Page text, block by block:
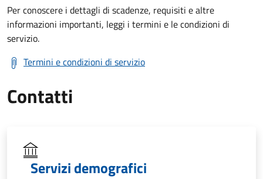
Per conoscere i dettagli di scadenze, requisiti e altre
informazioni importanti, leggi i termini e le condizioni di
servizio.
Termini e condizioni di servizio
Contatti
Servizi demografici